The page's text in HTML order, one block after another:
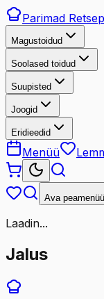
Parimad
Magustoidud
Soolased toidud
Suupisted
Joogid
Eridieedid
Menüü
Ava peamenüü
Laadin...
Jalus